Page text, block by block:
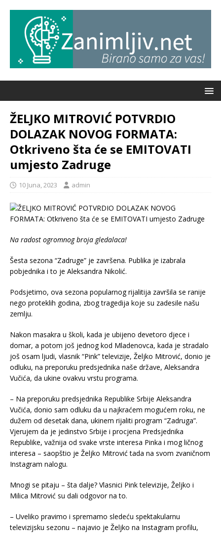
ŽELJKO MITROVIĆ POTVRDIO
DOLAZAK NOVOG FORMATA:
Otkriveno šta će se EMITOVATI
umjesto Zadruge
10 Juna, 2023 admin
Na radost ogromnog broja gledalaca!
Šesta sezona “Zadruge” je završena. Publika je izabrala
pobjednika i to je Aleksandra Nikolić.
Podsjetimo, ova sezona popularnog rijalitija završila se ranije
nego proteklih godina, zbog tragedija koje su zadesile našu
zemlju.
Nakon masakra u školi, kada je ubijeno devetoro djece i
domar, a potom još jednog kod Mladenovca, kada je stradalo
još osam ljudi, vlasnik “Pink” televizije, Željko Mitrović, donio je
odluku, na preporuku predsjednika naše države, Aleksandra
Vučića, da ukine ovakvu vrstu programa.
– Na preporuku predsjednika Republike Srbije Aleksandra
Vučića, donio sam odluku da u najkraćem mogućem roku, ne
dužem od desetak dana, ukinem rijaliti program “Zadruga”.
Vjerujem da je jedinstvo Srbije i procjena Predsjednika
Republike, važnija od svake vrste interesa Pinka i mog ličnog
interesa – saopštio je Željko Mitrović tada na svom zvaničnom
Instagram nalogu.
Mnogi se pitaju – šta dalje? Vlasnici Pink televizije, Željko i
Milica Mitrović su dali odgovor na to.
– Uveliko pravimo i spremamo sledeću spektakularnu
televizijsku sezonu – najavio je Željko na Instagram profilu,